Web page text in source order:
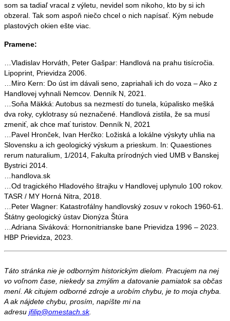
som sa tadiaľ vracal z výletu, nevidel som nikoho, kto by si ich
obzeral. Tak som aspoň niečo chcel o nich napísať. Kým nebude
plastových okien ešte viac.
Pramene:
…Vladislav Horváth, Peter Gašpar: Handlová na prahu tisícročia.
Lipoprint, Prievidza 2006.
…Miro Kern: Do úst im dávali seno, zapriahali ich do voza – Ako z
Handlovej vyhnali Nemcov. Denník N, 2021.
…Soňa Mäkká: Autobus sa nezmestí do tunela, kúpalisko mešká
dva roky, cyklotrasy sú neznačené. Handlová zistila, že sa musí
zmeniť, ak chce mať turistov. Denník N, 2021
…Pavel Hronček, Ivan Herčko: Ložiská a lokálne výskyty uhlia na
Slovensku a ich geologický výskum a prieskum. In: Quaestiones
rerum naturalium, 1/2014, Fakulta prírodných vied UMB v Banskej
Bystrici 2014.
…handlova.sk
…Od tragického Hladového štrajku v Handlovej uplynulo 100 rokov.
TASR / MY Horná Nitra, 2018.
…Peter Wagner: Katastrofálny handlovský zosuv v rokoch 1960-61.
Štátny geologický ústav Dionýza Štúra
…Adriana Siváková: Hornonitrianske bane Prievidza 1996 – 2023.
HBP Prievidza, 2023.
Táto stránka nie je odborným historickým dielom. Pracujem na nej
vo voľnom čase, niekedy sa zmýlim a datovanie pamiatok sa občas
mení. Ak citujem odborné zdroje a urobím chybu, je to moja chyba.
A ak nájdete chybu, prosím, napíšte mi na
adresu jfilip@omestach.sk.